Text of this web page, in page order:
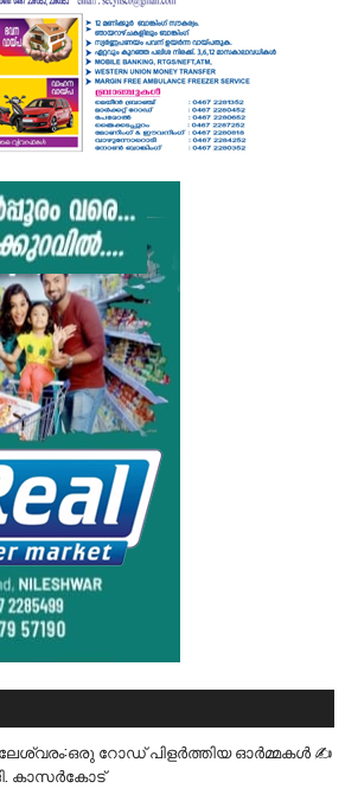
റോഡ് പിളർത്തിയ ഓർമ്മകൾ ✍️
കാസർകോട്